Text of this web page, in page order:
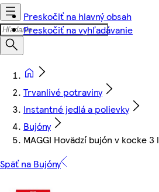
Preskočiť na hlavný obsah
Preskočiť na vyhľadávanie
Trvanlivé potraviny
Instantné jedlá a polievky
Bujóny
MAGGI Hovädzí bujón v kocke 3 l
Späť na Bujóny